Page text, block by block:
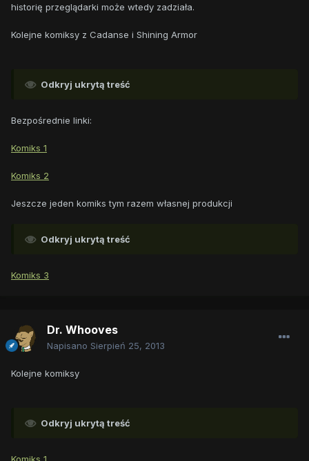
historię przeglądarki może wtedy zadziała.
Kolejne komiksy z Cadanse i Shining Armor
Odkryj ukrytą treść
Bezpośrednie linki:
Komiks 1
Komiks 2
Jeszcze jeden komiks tym razem własnej produkcji
Odkryj ukrytą treść
Komiks 3
Dr. Whooves
Napisano Sierpień 25, 2013
Kolejne komiksy
Odkryj ukrytą treść